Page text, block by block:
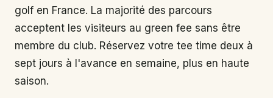
golf en France. La majorité des parcours
acceptent les visiteurs au green fee sans être
membre du club. Réservez votre tee time deux à
sept jours à l'avance en semaine, plus en haute
saison.